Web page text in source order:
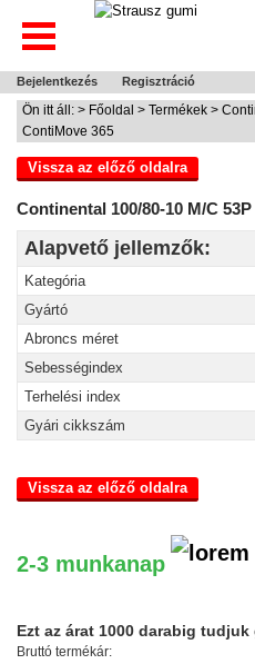
Bejelentkezés Regisztráció
Ön itt áll: > Főoldal > Termékek >
ContiMove 365
Vissza az előző oldalra
Continental 100/80-10 M/C
Alapvető jellemzők:
Kategória
Gyártó
Abroncs méret
Sebességindex
Terhelési index
Gyári cikkszám
Vissza az előző oldalra
2-3 munkanap
Ezt az árat 1000 darabig
Bruttó termékár: